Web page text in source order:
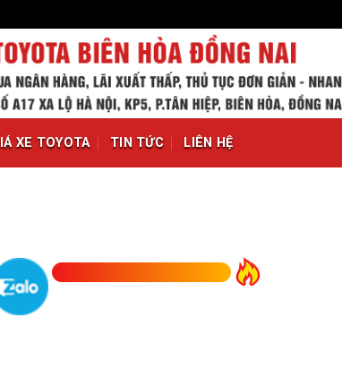
XE TOYOTA TIN TỨC LIÊN HỆ